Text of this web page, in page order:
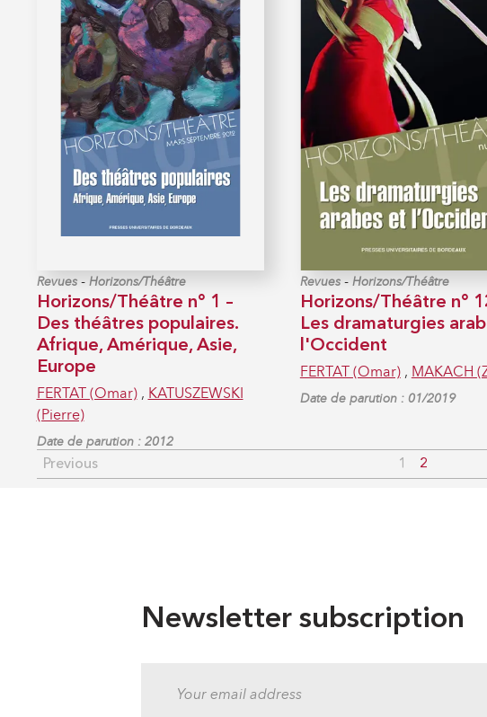
Revues- Horizons/Théâtre
Horizons/Théâtre n° 1 –
Des théâtres populaires.
Afrique, Amérique, Asie,
Europe
FERTAT (Omar), KATUSZEWSKI
(Pierre)
Date de parution : 2012
Revues- Horizons/Théâtre
Horizons/Théâtre n°
Les dramaturgies
l'Occident
FERTAT (Omar), MAKACH
Date de parution : 01/2019
Previous 1 2
Newsletter subscription